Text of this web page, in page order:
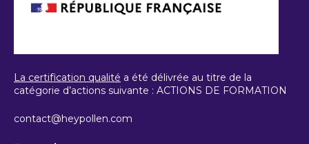
La certification qualité a été délivrée au titre de la
catégorie d’actions suivante : ACTIONS DE FORMATION
contact@heypollen.com